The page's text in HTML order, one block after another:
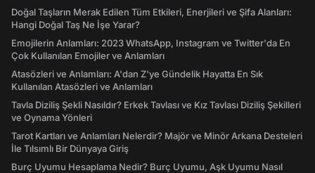
Doğal Taşların Merak Edilen Tüm Etkileri, Enerjileri ve Şifa Alanları:
Hangi Doğal Taş Ne İşe Yarar?
Emojilerin Anlamları: 2023 WhatsApp, Instagram ve Twitter'da En
Çok Kullanılan Emojiler ve Anlamları
Atasözleri ve Anlamları: A'dan Z'ye Gündelik Hayatta En Sık
Kullanılan Atasözleri ve Anlamları
Tavla Diziliş Şekli Nasıldır? Erkek Tavlası ve Kız Tavlası Diziliş Şekilleri
ve Oynama Yönleri
Tarot Kartları ve Anlamları Nelerdir? Majör ve Minör Arkana Desteleri
İle Tılsımlı Bir Dünyaya Giriş
Burç Uyumu Hesaplama Nedir? Burç Uyumu, Aşk Uyumu Nasıl